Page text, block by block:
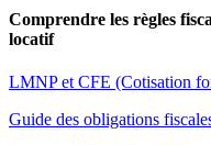
Comprendre les règles
locatif
LMNP et CFE (Cotisation
Guide des obligations